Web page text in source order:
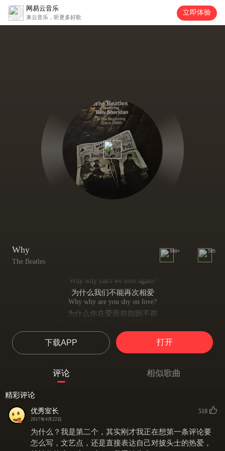
网易云音乐
来云音乐，听更多好歌
立即体验
Why
The Beatles
999+ 595
Why why can't we love again?
为什么我们不能再次相爱
Why why are you shy on love?
为什么你在爱面前踟蹰不前
当你知道我爱你有多深
Why can't you love me again?
为什么我们不能再次相爱
为什么你不能敞开心扉
If you only knew how much I love you
Why can't you love me again?
为什么我们不能再次相爱
下载APP 打开
评论 相似歌曲
精彩评论
优秀室长
2017年4月22日
518
为什么？我是第二个，其实刚才我正在想第一条评论要
怎么写，文艺点，还是直接表达自己对披头士的热爱，